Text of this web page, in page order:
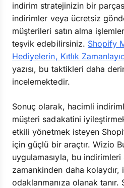
indirim stratejinizin bir
indirimler veya ücretsiz
müşterileri satın alma
teşvik edebilirsiniz. Shopify
Hediyelerin, Kıtlık
yazısı, bu taktikleri daha
incelemektedir.
Sonuç olarak, hacimli
müşteri sadakatini
etkili yönetmek isteyen
için güçlü bir araçtır. Wizio
uygulamasıyla, bu
zamankinden daha
odaklanmanıza olanak tanır.